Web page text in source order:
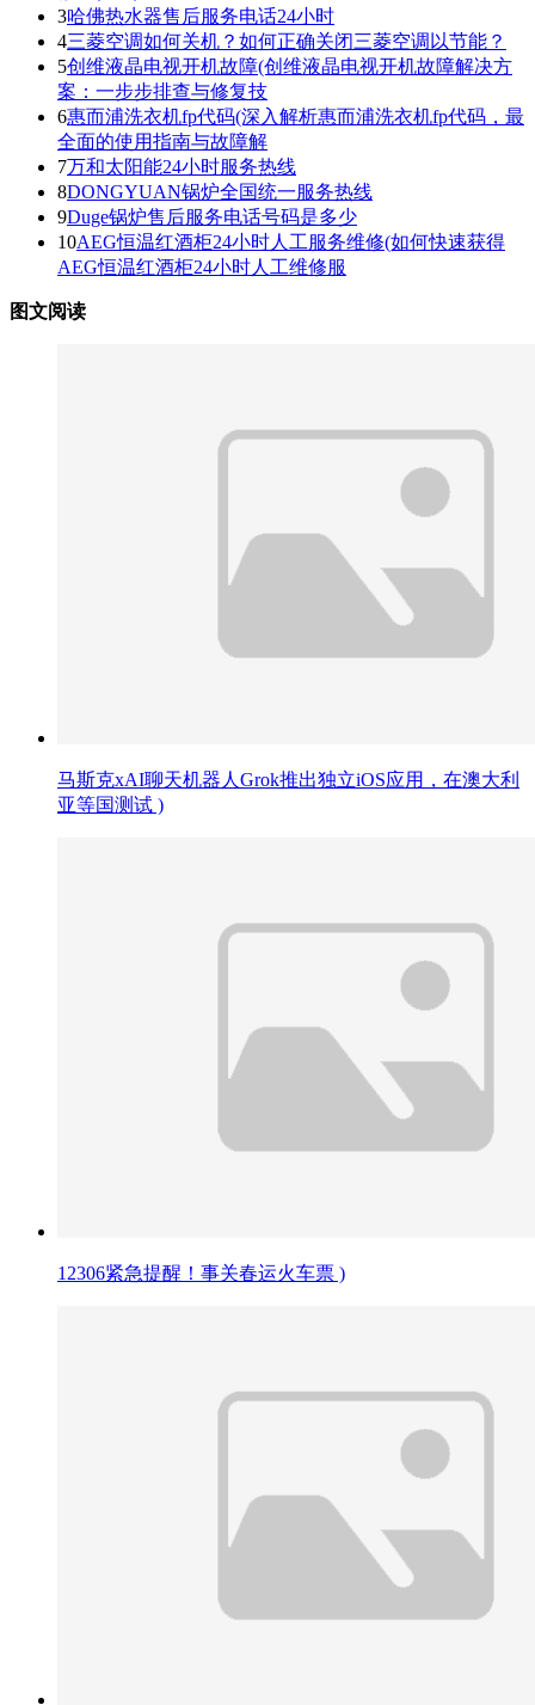
3哈佛热水器售后服务电话24小时
4三菱空调如何关机？如何正确关闭三菱空调以节能？
5创维液晶电视开机故障(创维液晶电视开机故障解决方
案：一步步排查与修复技
6惠而浦洗衣机fp代码(深入解析惠而浦洗衣机fp代码，最
全面的使用指南与故障解
7万和太阳能24小时服务热线
8DONGYUAN锅炉全国统一服务热线
9Duge锅炉售后服务电话号码是多少
10AEG恒温红酒柜24小时人工服务维修(如何快速获得
AEG恒温红酒柜24小时人工维修服
图文阅读
马斯克xAI聊天机器人Grok推出独立iOS应用，在澳大利
亚等国测试 )
12306紧急提醒！事关春运火车票 )